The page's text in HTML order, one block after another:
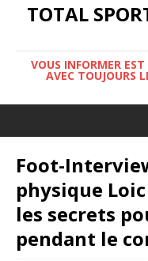
TOTAL
VOUS INFORMER
AVEC TOUJOURS
Foot-
physique
les secrets
pendant le